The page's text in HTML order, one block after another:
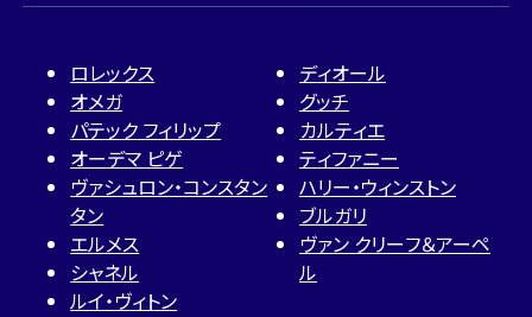
ロレックス
オメガ
パテック フィリップ
オーデマ ピゲ
ヴァシュロン・コンスタン
タン
エルメス
シャネル
ルイ・ヴィトン
ディオール
グッチ
カルティエ
ティファニー
ハリー・ウィンストン
ブルガリ
ヴァン クリーフ＆アーペ
ル